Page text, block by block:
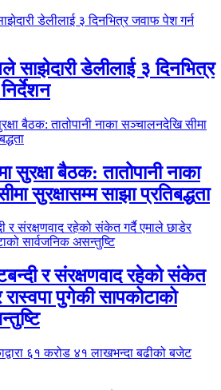
साझेदारी डेलीलाई ३ दिनभित्र
सुरक्षा बैठक: तातोपानी नाका
सुरक्षासम्म साझा प्रतिबद्धता
र संरक्षणवाद रहेको संकेत
रास्वपा पुगेकी सापकोटाको